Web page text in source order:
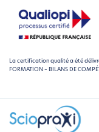
La certification qualité a été
FORMATION – BILANS DE